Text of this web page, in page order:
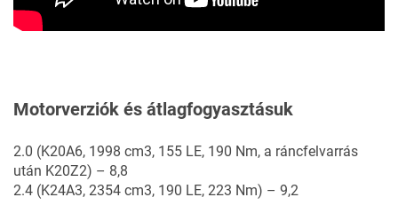
Motorverziók és átlagfogyasztásuk
2.0 (K20A6, 1998 cm3, 155 LE, 190 Nm, a ráncfelvarrás
után K20Z2) – 8,8
2.4 (K24A3, 2354 cm3, 190 LE, 223 Nm) – 9,2